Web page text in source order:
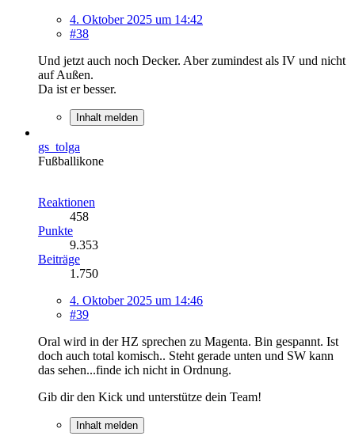
4. Oktober 2025 um 14:42
#38
Und jetzt auch noch Decker. Aber zumindest als IV und nicht
auf Außen.
Da ist er besser.
Inhalt melden
gs_tolga
Fußballikone
Reaktionen
458
Punkte
9.353
Beiträge
1.750
4. Oktober 2025 um 14:46
#39
Oral wird in der HZ sprechen zu Magenta. Bin gespannt. Ist
doch auch total komisch.. Steht gerade unten und SW kann
das sehen...finde ich nicht in Ordnung.
Gib dir den Kick und unterstütze dein Team!
Inhalt melden